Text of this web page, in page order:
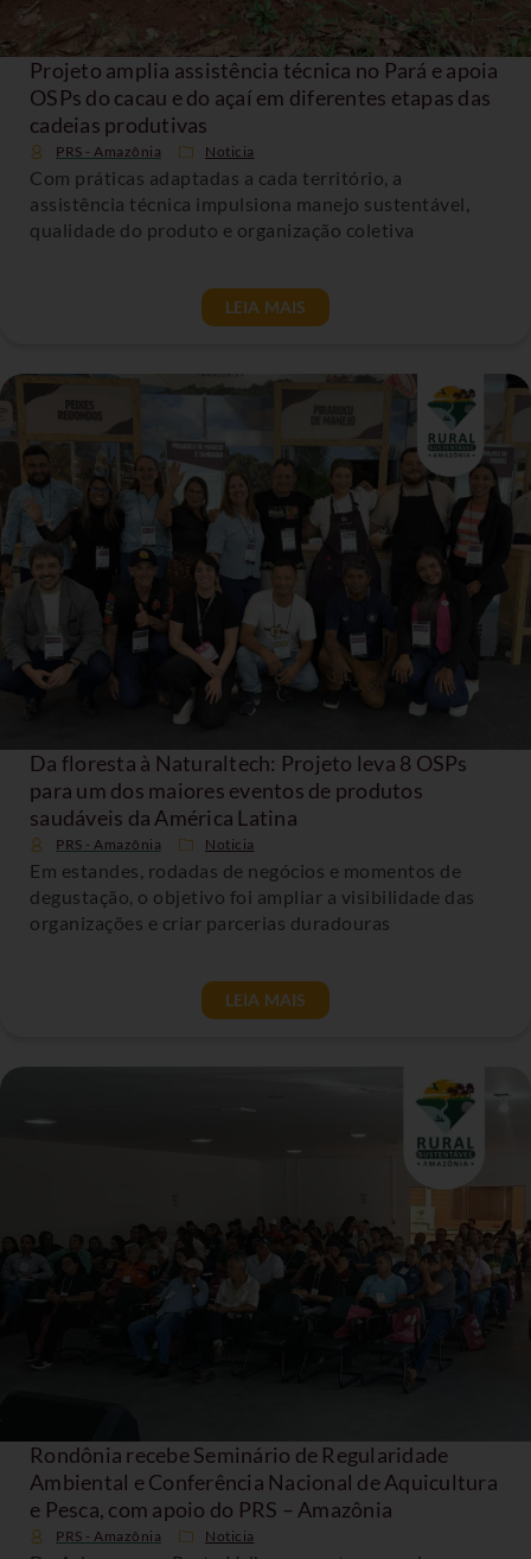
Projeto amplia assistência técnica no Pará e apoia
OSPs do cacau e do açaí em diferentes etapas das
cadeias produtivas
PRS - Amazônia Noticia
Com práticas adaptadas a cada território, a
assistência técnica impulsiona manejo sustentável,
qualidade do produto e organização coletiva
LEIA MAIS
Da floresta à Naturaltech: Projeto leva 8 OSPs
para um dos maiores eventos de produtos
saudáveis da América Latina
PRS - Amazônia Noticia
Em estandes, rodadas de negócios e momentos de
degustação, o objetivo foi ampliar a visibilidade das
organizações e criar parcerias duradouras
LEIA MAIS
Rondônia recebe Seminário de Regularidade
Ambiental e Conferência Nacional de Aquicultura
e Pesca, com apoio do PRS – Amazônia
PRS - Amazônia Noticia